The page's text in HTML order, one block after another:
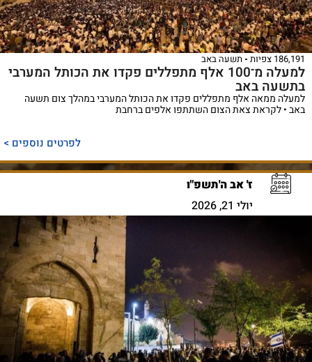
186,191 צפיות תשעה באב
למעלה מ־100 אלף מתפללים פקדו את הכותל המערבי
בתשעה באב
למעלה ממאה אלף מתפללים פקדו את הכותל המערבי במהלך צום תשעה
באב • לקראת צאת הצום השתתפו אלפים ברחבת
לפרטים נוספים >
ז' אב ה'תשפ"ו
יולי 21, 2026